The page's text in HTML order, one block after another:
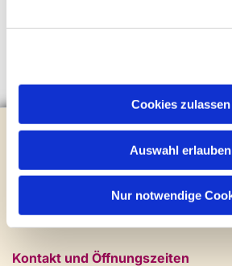
Cookies zulassen
Auswahl erlauben
Nur notwendige
Evangelische Kirchengemeinde
Brockhagener Straße 28 | 33803
Tel.:0 52 04 / 36 28
gemeindeamt@kirche-
Kontakt und Öffnungszeiten